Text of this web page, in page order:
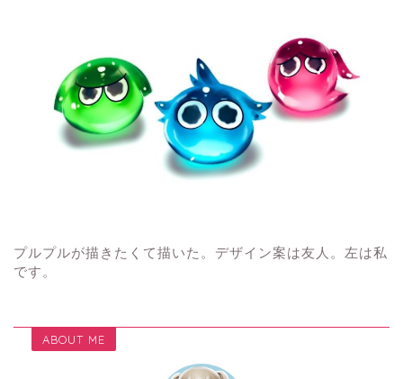
プルプルが描きたくて描いた。デザイン案は友人。左は私
です。
ABOUT ME